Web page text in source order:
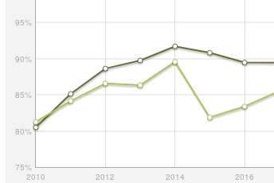
2010 2012 2014 2016
75%
80%
85%
90%
95%